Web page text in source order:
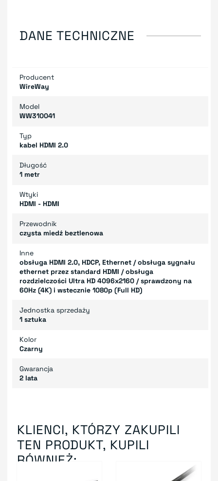
DANE TECHNICZNE
Producent
WireWay
Model
WW310041
Typ
kabel HDMI 2.0
Długość
1 metr
Wtyki
HDMI - HDMI
Przewodnik
czysta miedź beztlenowa
Inne
obsługa HDMI 2.0, HDCP, Ethernet / obsługa sygnału
ethernet przez standard HDMI / obsługa
rozdzielczości Ultra HD 4096x2160 / sprawdzony na
60Hz (4K) i wstecznie 1080p (Full HD)
Jednostka sprzedaży
1 sztuka
Kolor
Czarny
Gwarancja
2 lata
KLIENCI, KTÓRZY ZAKUPILI
TEN PRODUKT, KUPILI
RÓWNIEŻ: